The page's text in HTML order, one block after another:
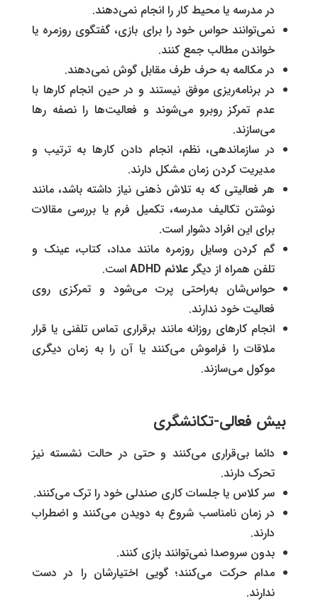
در مدرسه یا محیط کار را انجام نمی‌دهند.
نمی‌توانند حواس خود را برای بازی، گفتگوی روزمره یا
خواندن مطالب جمع کنند.
در مکالمه به حرف طرف مقابل گوش نمی‌دهند‌.
در برنامه‌ریزی موفق نیستند و در حین انجام کارها با
عدم تمرکز روبرو می‌شوند و فعالیت‌ها را نصفه رها
می‌سازند.
در سازماندهی، نظم، انجام دادن کارها به ترتیب و
مدیریت کردن زمان مشکل دارند.
هر فعالیتی که به تلاش ذهنی نیاز داشته باشد، مانند
نوشتن تکالیف مدرسه، تکمیل فرم یا بررسی مقالات
برای این افراد دشوار است.
گم کردن وسایل روزمره مانند مداد، کتاب، عینک و
تلفن همراه از دیگر علائم ADHDاست.
حواس‌شان به‌راحتی پرت می‌شود و تمرکزی روی
فعالیت خود ندارند.
انجام کارهای روزانه مانند برقراری تماس تلفنی یا قرار
ملاقات را فراموش می‌کنند یا آن را به زمان دیگری
موکول می‌سازند.
بیش فعالی-تکانشگری
دائما بی‌قراری می‌کنند و حتی در حالت نشسته نیز
تحرک دارند.‌
سر کلاس یا جلسات کاری صندلی خود را ترک می‌کنند.
در زمان نامناسب شروع به دویدن می‌کنند و اضطراب
دارند.
بدون سروصدا نمی‌توانند بازی کنند.
مدام حرکت می‌کنند؛ گویی اختیارشان را در دست
ندارند.